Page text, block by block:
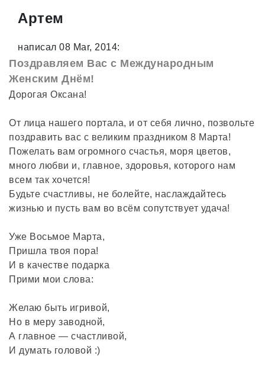
Артем
написал 08 Mar, 2014:
Поздравляем Вас с Международным
Женским Днём!
Дорогая Оксана!
От лица нашего портала, и от себя лично, позвольте
поздравить вас с великим праздником 8 Марта!
Пожелать вам огромного счастья, моря цветов,
много любви и, главное, здоровья, которого нам
всем так хочется!
Будьте счастливы, не болейте, наслаждайтесь
жизнью и пусть вам во всём сопутствует удача!
Уже Восьмое Марта,
Пришла твоя пора!
И в качестве подарка
Прими мои слова:
Желаю быть игривой,
Но в меру заводной,
А главное — счастливой,
И думать головой :)